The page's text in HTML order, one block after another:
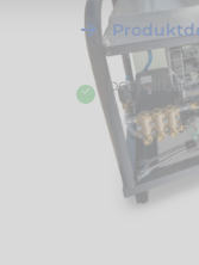
bestellbar